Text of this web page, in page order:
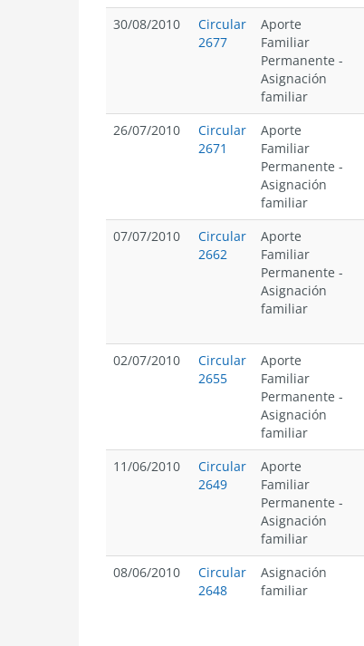
30/08/2010
Circular
2677
Aporte
Familiar
Permanente -
Asignación
familiar
26/07/2010
Circular
2671
Aporte
Familiar
Permanente -
Asignación
familiar
07/07/2010
Circular
2662
Aporte
Familiar
Permanente -
Asignación
familiar
02/07/2010
Circular
2655
Aporte
Familiar
Permanente -
Asignación
familiar
11/06/2010
Circular
2649
Aporte
Familiar
Permanente -
Asignación
familiar
08/06/2010
Circular
2648
Asignación
familiar